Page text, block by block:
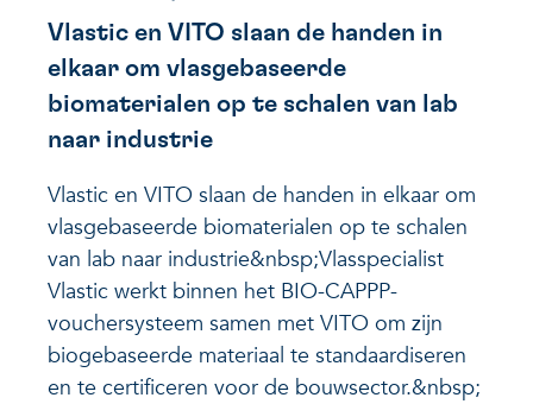
Vlastic en VITO slaan de handen in
elkaar om vlasgebaseerde
biomaterialen op te schalen van lab
naar industrie
Vlastic en VITO slaan de handen in elkaar om
vlasgebaseerde biomaterialen op te schalen
van lab naar industrie&nbsp;Vlasspecialist
Vlastic werkt binnen het BIO-CAPPP-
vouchersysteem samen met VITO om zijn
biogebaseerde materiaal te standaardiseren
en te certificeren voor de bouwsector.&nbsp;